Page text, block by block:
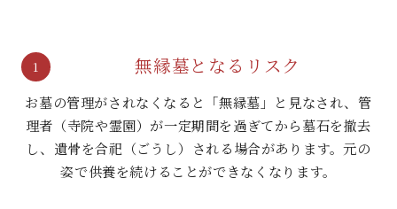
1 無縁墓となるリスク
お墓の管理がされなくなると「無縁墓」と見なされ、管
理者（寺院や霊園）が一定期間を過ぎてから墓石を撤去
し、遺骨を合祀（ごうし）される場合があります。元の
姿で供養を続けることができなくなります。